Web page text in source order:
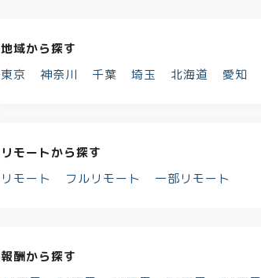
地域から探す
東京
神奈川 千葉 埼玉 北海道 愛知
リモートから探す
リモート
フルリモート 一部リモート
報酬から探す